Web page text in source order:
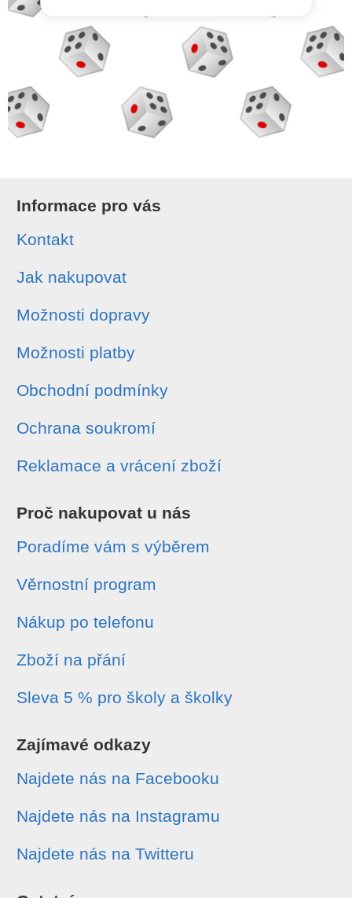
Informace pro vás
Kontakt
Jak nakupovat
Možnosti dopravy
Možnosti platby
Obchodní podmínky
Ochrana soukromí
Reklamace a vrácení zboží
Proč nakupovat u nás
Poradíme vám s výběrem
Věrnostní program
Nákup po telefonu
Zboží na přání
Sleva 5 % pro školy a školky
Zajímavé odkazy
Najdete nás na Facebooku
Najdete nás na Instagramu
Najdete nás na Twitteru